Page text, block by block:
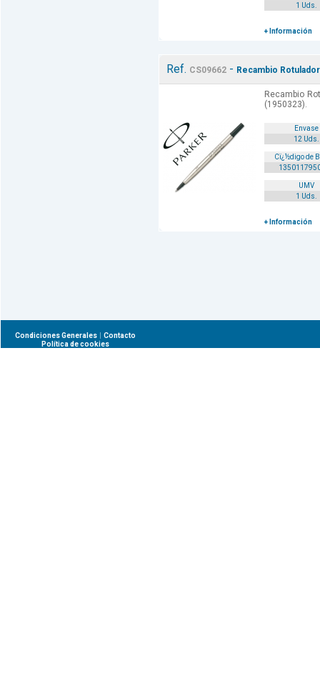
1 Uds.
+ Información
Ref. CS09662 - Recambio
Recambio
(1950323).
Envase
12 Uds.
Cï¿½digo de
UMV
1 Uds.
+ Información
Condiciones Generales | Contacto
Política de cookies